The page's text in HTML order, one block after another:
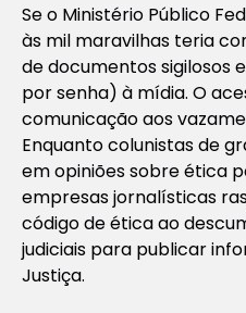
Se o Ministério Público
às mil maravilhas teria
de documentos sigilosos
por senha) à mídia. O
comunicação aos
Enquanto colunistas de
em opiniões sobre ética
empresas jornalísticas
código de ética ao
judiciais para publicar
Justiça.